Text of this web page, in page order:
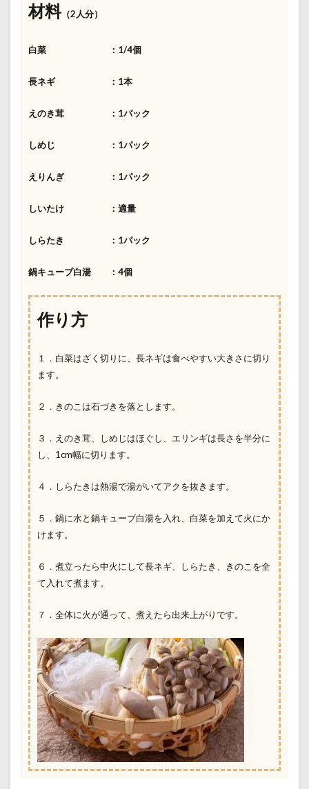
材料（2人分）
白菜 ：1/4個
長ネギ ：1本
えのき茸 ：1パック
しめじ ：1パック
えりんぎ ：1パック
しいたけ ：適量
しらたき ：1パック
鍋キューブ白湯 ：4個
作り方
１．白菜はざく切りに、長ネギは食べやすい大きさに切り
ます。
２．きのこは石づきを落とします。
３．えのき茸、しめじはほぐし、エリンギは長さを半分に
し、1cm幅に切ります。
４．しらたきは熱湯で湯がいてアクを抜きます。
５．鍋に水と鍋キューブ白湯を入れ、白菜を加えて火にか
けます。
６．煮立ったら中火にして長ネギ、しらたき、きのこを全
て入れて煮ます。
７．全体に火が通って、煮えたら出来上がりです。